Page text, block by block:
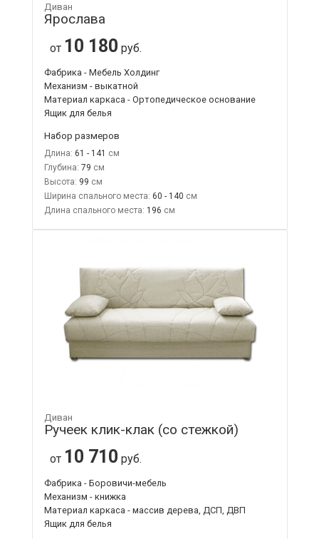
Диван
Ярослава
от 10 180 руб.
Фабрика - Мебель Холдинг
Механизм - выкатной
Материал каркаса - Ортопедическое основание
Ящик для белья
Набор размеров
Длина: 61 - 141
Глубина: 79
Высота: 99
Ширина спального места: 60 - 140
Длина спального места: 196
Диван
Ручеек клик-клак (со стежкой)
от 10 710 руб.
Фабрика - Боровичи-мебель
Механизм - книжка
Материал каркаса - массив дерева, ДСП, ДВП
Ящик для белья